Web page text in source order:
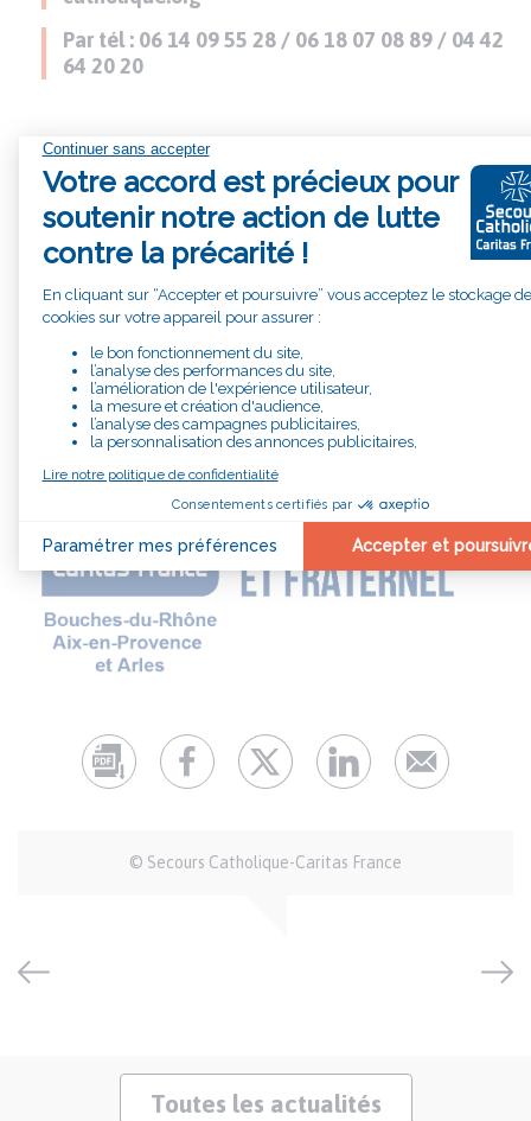
Par tél : 06 14 09 55 28 / 06 18 07 08 89 / 04 42
64 20 20
© Secours Catholique-Caritas France
Toutes les actualités